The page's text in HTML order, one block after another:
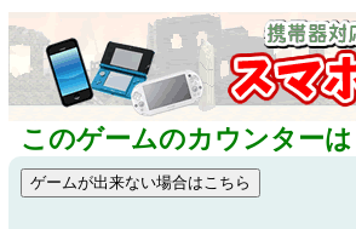
このゲームのカウンター